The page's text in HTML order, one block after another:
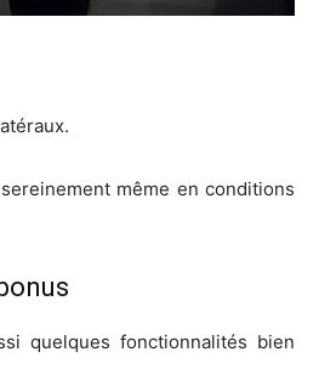
même en conditions
quelques fonctionnalités bien